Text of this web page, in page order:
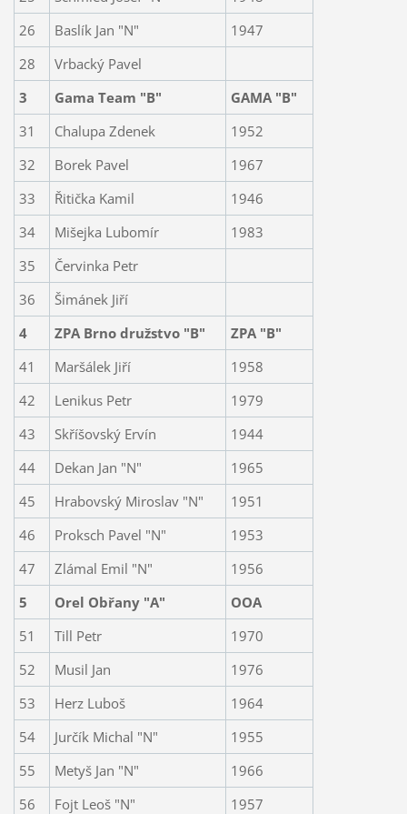
26
Baslík Jan "N"
1947
28
Vrbacký Pavel
3
Gama Team "B"
GAMA "B"
31
Chalupa Zdenek
1952
32
Borek Pavel
1967
33
Řitička Kamil
1946
34
Mišejka Lubomír
1983
35
Červinka Petr
36
Šimánek Jiří
4
ZPA Brno družstvo "B"
ZPA "B"
41
Maršálek Jiří
1958
42
Lenikus Petr
1979
43
Skříšovský Ervín
1944
44
Dekan Jan "N"
1965
45
Hrabovský Miroslav "N"
1951
46
Proksch Pavel "N"
1953
47
Zlámal Emil "N"
1956
5
Orel Obřany "A"
OOA
51
Till Petr
1970
52
Musil Jan
1976
53
Herz Luboš
1964
54
Jurčík Michal "N"
1955
55
Metyš Jan "N"
1966
56
Fojt Leoš "N"
1957